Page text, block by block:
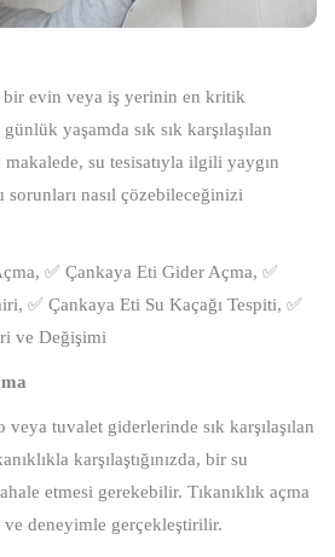
bir evin veya iş yerinin en kritik
yaşamda sık sık karşılaşılan
su tesisatıyla ilgili yaygın
sorunları nasıl çözebileceğinizi
✅ Çankaya Eti Gider Açma, ✅
✅ Çankaya Eti Su Kaçağı Tespiti, ✅
ve Değişimi
veya tuvalet giderlerinde sık karşılaşılan
karşılaştığınızda, bir su
etmesi gerekebilir. Tıkanıklık açma
deneyimle gerçekleştirilir.